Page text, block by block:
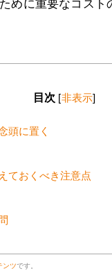
めに重要なコス
目次 [非表示]
頭に置く
ておくべき注意点
ンツです。